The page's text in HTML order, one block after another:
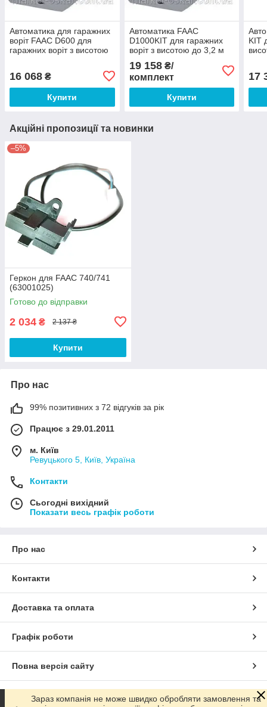
Автоматика для гаражних
воріт FAAC D600 для
гаражних воріт з висотою
16 068 ₴
Купити
Автоматика FAAC
D1000KIT для гаражних
воріт з висотою до 3,2 м
19 158₴/
комплект
Купити
KIT
17
Акційні пропозиції та новинки
–5%
Геркон для FAAC 740/741
(63001025)
Готово до відправки
2 034 ₴ 2 137 ₴
Купити
Про нас
99% позитивних з 72 відгуків за рік
Працює з 29.01.2011
м. Київ
Ревуцького 5, Київ, Україна
Контакти
Сьогодні вихідний
Показати весь графік роботи
Про нас
Контакти
Доставка та оплата
Графік роботи
Повна версія сайту
Сайт створено на маркетплейсі Prom.ua
Зараз компанія не може швидко обробляти замовлення та